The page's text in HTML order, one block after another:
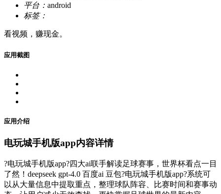
平台： android
标签：
看视频，赚现金。
应用截图
应用介绍
电玩城手机版app内容详情
?电玩城手机版app?四大ai联手解读足球赛事，世界杯看点一目
了然！deepseek gpt-4.0 百度ai 豆包?电玩城手机版app?系统可
以从大量信息中提取重点，整理球队阵容、比赛时间和赛事动